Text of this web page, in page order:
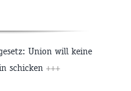
Union will keine
schicken +++